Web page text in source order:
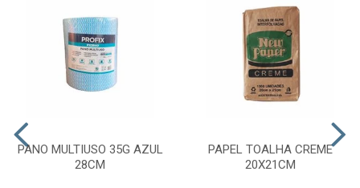
PANO MULTIUSO 35G AZUL
28CM
PAPEL TOALHA CREME
20X21CM